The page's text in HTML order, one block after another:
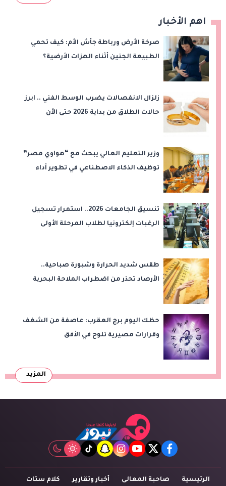
اهم الأخبار
صرخة الأرض ورباطة جأش الأم: كيف تحمي
الطبيعة الجنين أثناء الهزات الأرضية؟
زلزال الانفصالات يضرب الوسط الفني .. ابرز
حالات الطلاق من بداية 2026 حتى الأن
وزير التعليم العالي يبحث مع “هواوي مصر”
توظيف الذكاء الاصطناعي في تطوير أداء
تنسيق الجامعات 2026.. استمرار تسجيل
الرغبات إلكترونيا لطلاب المرحلة الأولى
طقس شديد الحرارة وشبورة صباحية..
الأرصاد تحذر من اضطراب الملاحة البحرية
حظك اليوم برج العقرب: عاصفة من الشغف
وقرارات مصيرية تلوح في الأفق
المزيد
facebook
twitter
youtube
instagram
snapchat
tiktok
الرئيسية صاحبة المعالى أخبار وتقارير كلام ستات